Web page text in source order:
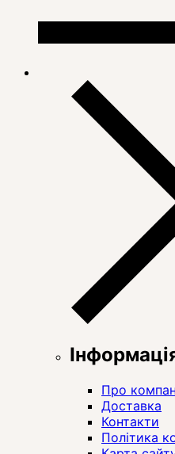
Про
Доставка
Контакти
Політика